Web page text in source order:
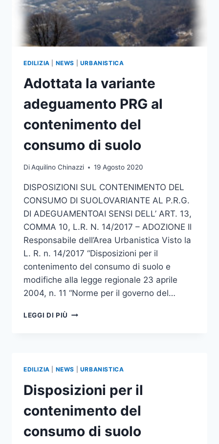
EDILIZIA NEWS URBANISTICA
Adottata la variante
adeguamento PRG al
contenimento del
consumo di suolo
DiAquilino Chinazzi 19 Agosto 2020
DISPOSIZIONI SUL CONTENIMENTO DEL
CONSUMO DI SUOLOVARIANTE AL P.R.G.
DI ADEGUAMENTOAI SENSI DELL’ ART. 13,
COMMA 10, L.R. N. 14/2017 – ADOZIONE Il
Responsabile dell’Area Urbanistica Visto la
L. R. n. 14/2017 “Disposizioni per il
contenimento del consumo di suolo e
modifiche alla legge regionale 23 aprile
2004, n. 11 “Norme per il governo del…
LEGGI DI PIÙ ADOTTATA
AL
CONTENIMENTO
DEL
CONSUMO
DI
SUOLO
EDILIZIA NEWS URBANISTICA
Disposizioni per il
contenimento del
consumo di suolo